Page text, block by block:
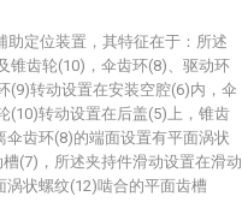
助定位装置，其特征在于：所述
锥齿轮(10)，伞齿环(8)、驱动环
(9)转动设置在安装空腔(6)内，伞
(10)转动设置在后盖(5)上，锥齿
齿环(8)的端面设置有平面涡状
(7)，所述夹持件滑动设置在滑动
状螺纹(12)啮合的平面齿槽